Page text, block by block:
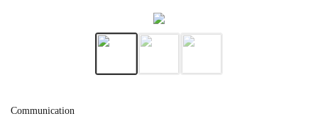
Communication